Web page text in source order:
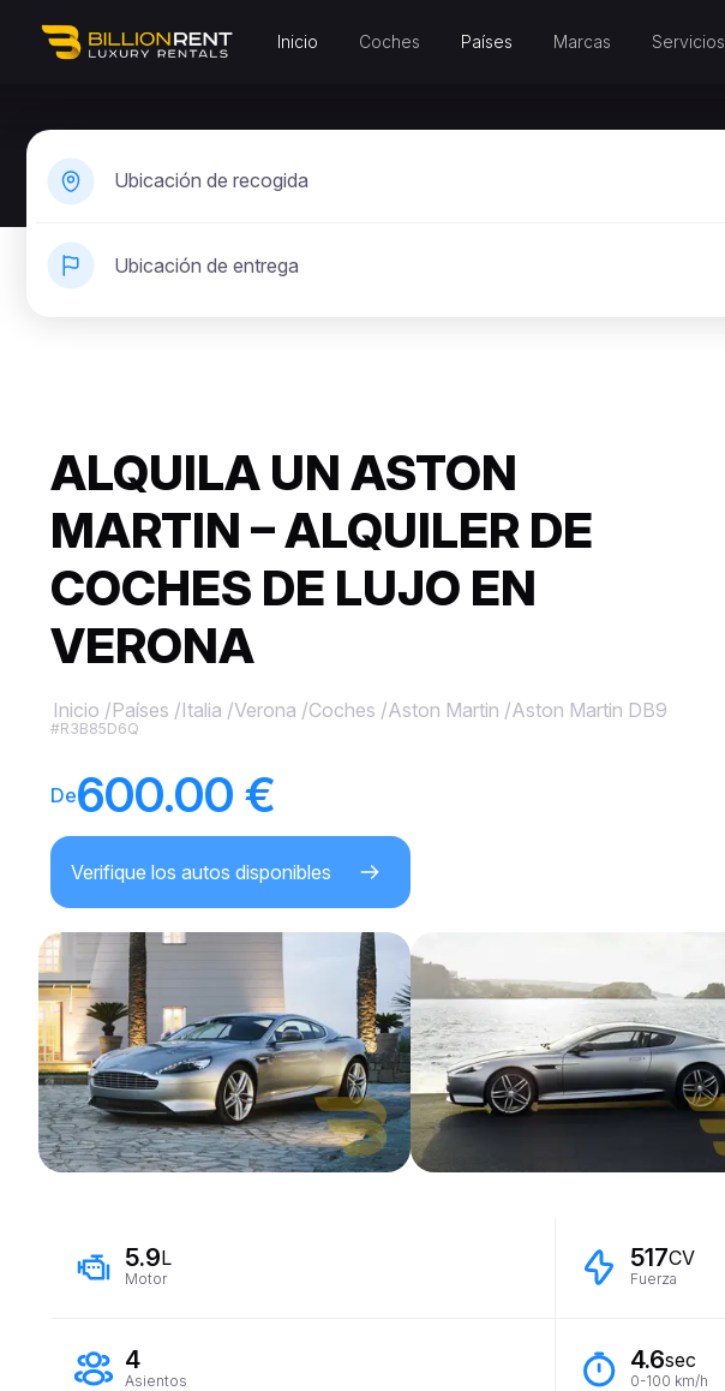
Inicio Coches Países Marcas Servicios
Ubicación de recogida
Ubicación de entrega
ALQUILA UN ASTON
MARTIN – ALQUILER DE
COCHES DE LUJO EN
VERONA
Inicio /Países /Italia /Verona /Coches /Aston Martin /Aston Martin DB9
#R3B85D6Q
De600.00 €
Verifique los autos disponibles
5.9L
Motor
517CV
Fuerza
4
Asientos
4.6sec
0-100 km/h